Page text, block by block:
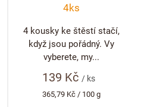
4ks
139 Kč/ ks
Měrná
365,79 Kč / 100 g
4 kousky ke štěstí stačí,
když jsou pořádný. Vy
vyberete, my...